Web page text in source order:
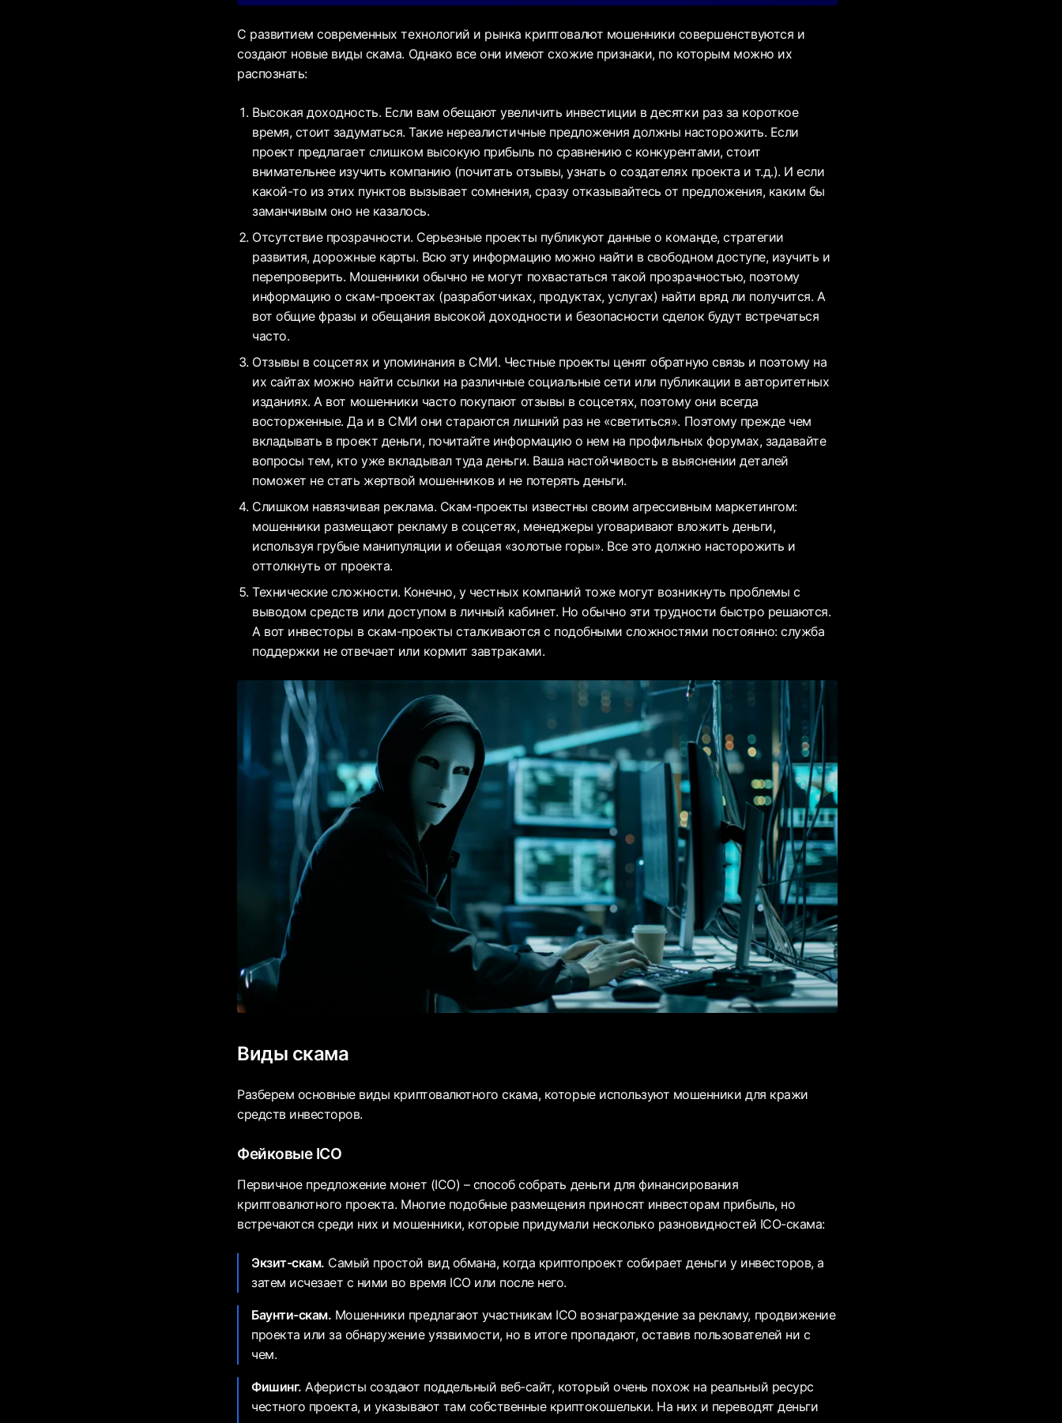
С развитием современных технологий и рынка криптовалют мошенники совершенствуются и
создают новые виды скама. Однако все они имеют схожие признаки, по которым можно их
распознать:
Высокая доходность. Если вам обещают увеличить инвестиции в десятки раз за короткое
время, стоит задуматься. Такие нереалистичные предложения должны насторожить. Если
проект предлагает слишком высокую прибыль по сравнению с конкурентами, стоит
внимательнее изучить компанию (почитать отзывы, узнать о создателях проекта и т.д.). И если
какой-то из этих пунктов вызывает сомнения, сразу отказывайтесь от предложения, каким бы
заманчивым оно не казалось.
Отсутствие прозрачности. Серьезные проекты публикуют данные о команде, стратегии
развития, дорожные карты. Всю эту информацию можно найти в свободном доступе, изучить и
перепроверить. Мошенники обычно не могут похвастаться такой прозрачностью, поэтому
информацию о скам-проектах (разработчиках, продуктах, услугах) найти вряд ли получится. А
вот общие фразы и обещания высокой доходности и безопасности сделок будут встречаться
часто.
Отзывы в соцсетях и упоминания в СМИ. Честные проекты ценят обратную связь и поэтому на
их сайтах можно найти ссылки на различные социальные сети или публикации в авторитетных
изданиях. А вот мошенники часто покупают отзывы в соцсетях, поэтому они всегда
восторженные. Да и в СМИ они стараются лишний раз не «светиться». Поэтому прежде чем
вкладывать в проект деньги, почитайте информацию о нем на профильных форумах, задавайте
вопросы тем, кто уже вкладывал туда деньги. Ваша настойчивость в выяснении деталей
поможет не стать жертвой мошенников и не потерять деньги.
Слишком навязчивая реклама. Скам-проекты известны своим агрессивным маркетингом:
мошенники размещают рекламу в соцсетях, менеджеры уговаривают вложить деньги,
используя грубые манипуляции и обещая «золотые горы». Все это должно насторожить и
оттолкнуть от проекта.
Технические сложности. Конечно, у честных компаний тоже могут возникнуть проблемы с
выводом средств или доступом в личный кабинет. Но обычно эти трудности быстро решаются.
А вот инвесторы в скам-проекты сталкиваются с подобными сложностями постоянно: служба
поддержки не отвечает или кормит завтраками.
Виды скама
Разберем основные виды криптовалютного скама, которые используют мошенники для кражи
средств инвесторов.
Фейковые ICO
Первичное предложение монет (ICO) – способ собрать деньги для финансирования
криптовалютного проекта. Многие подобные размещения приносят инвесторам прибыль, но
встречаются среди них и мошенники, которые придумали несколько разновидностей ICO-скама:
Экзит-скам. Самый простой вид обмана, когда криптопроект собирает деньги у инвесторов, а
затем исчезает с ними во время ICO или после него.
Баунти-скам. Мошенники предлагают участникам ICO вознаграждение за рекламу, продвижение
проекта или за обнаружение уязвимости, но в итоге пропадают, оставив пользователей ни с
чем.
Фишинг. Аферисты создают поддельный веб-сайт, который очень похож на реальный ресурс
честного проекта, и указывают там собственные криптокошельки. На них и переводят деньги